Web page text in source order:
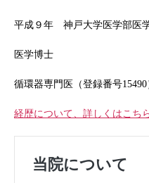
平成９年 神戸大学医学部医
医学博士
循環器専門医（登録番号15490
経歴について、詳しくはこち